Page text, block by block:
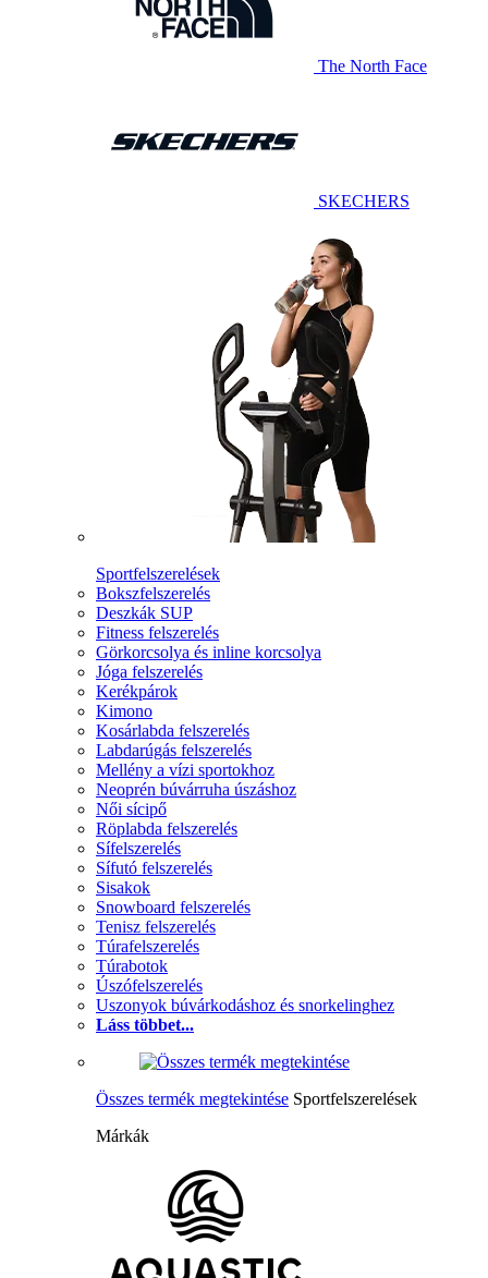
The North Face
SKECHERS
Sportfelszerelések
Bokszfelszerelés
Deszkák SUP
Fitness felszerelés
Görkorcsolya és inline korcsolya
Jóga felszerelés
Kerékpárok
Kimono
Kosárlabda felszerelés
Labdarúgás felszerelés
Mellény a vízi sportokhoz
Neoprén búvárruha úszáshoz
Női sícipő
Röplabda felszerelés
Sífelszerelés
Sífutó felszerelés
Sisakok
Snowboard felszerelés
Tenisz felszerelés
Túrafelszerelés
Túrabotok
Úszófelszerelés
Uszonyok búvárkodáshoz és snorkelinghez
Láss többet...
Összes termék megtekintése Sportfelszerelések
Márkák